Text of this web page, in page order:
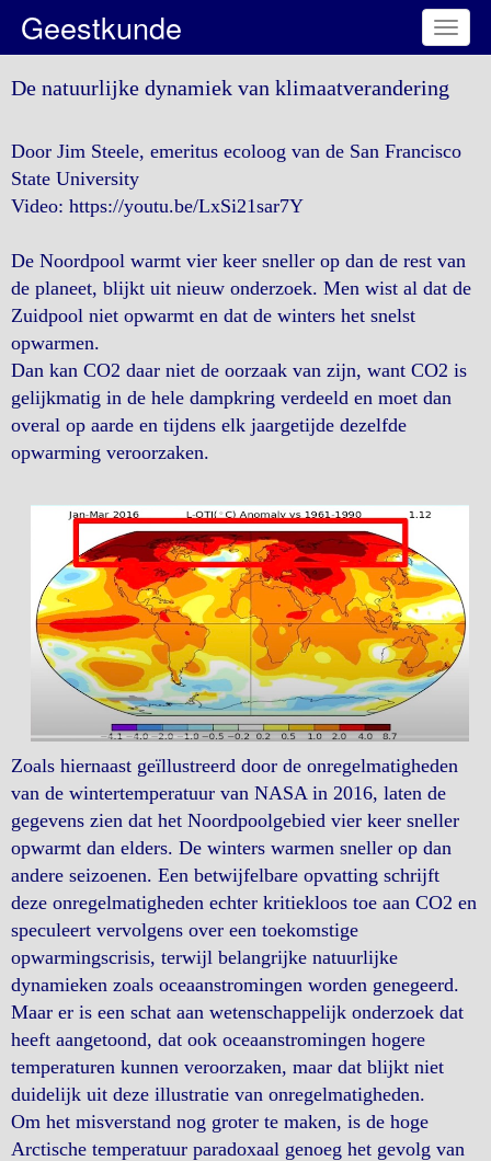
Toggle
Geestkunde
De natuurlijke dynamiek van klimaatverandering
Door Jim Steele, emeritus ecoloog van de San Francisco
State University
Video: https://youtu.be/LxSi21sar7Y
De Noordpool warmt vier keer sneller op dan de rest van
de planeet, blijkt uit nieuw onderzoek. Men wist al dat de
Zuidpool niet opwarmt en dat de winters het snelst
opwarmen.
Dan kan CO2 daar niet de oorzaak van zijn, want CO2 is
gelijkmatig in de hele dampkring verdeeld en moet dan
overal op aarde en tijdens elk jaargetijde dezelfde
opwarming veroorzaken.
Zoals hiernaast geïllustreerd door de onregelmatigheden
van de wintertemperatuur van NASA in 2016, laten de
gegevens zien dat het Noordpoolgebied vier keer sneller
opwarmt dan elders. De winters warmen sneller op dan
andere seizoenen. Een betwijfelbare opvatting schrijft
deze onregelmatigheden echter kritiekloos toe aan CO2 en
speculeert vervolgens over een toekomstige
opwarmingscrisis, terwijl belangrijke natuurlijke
dynamieken zoals oceaanstromingen worden genegeerd.
Maar er is een schat aan wetenschappelijk onderzoek dat
heeft aangetoond, dat ook oceaanstromingen hogere
temperaturen kunnen veroorzaken, maar dat blijkt niet
duidelijk uit deze illustratie van onregelmatigheden.
Om het misverstand nog groter te maken, is de hoge
Arctische temperatuur paradoxaal genoeg het gevolg van